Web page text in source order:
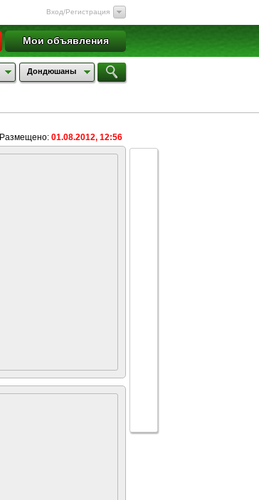
Вход/Регистрация
Мои объявления
Дондюшаны
Размещено: 01.08.2012, 12:56